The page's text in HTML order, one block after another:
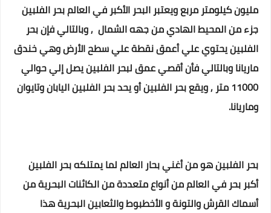
مليون كيلومتر مربع ويعتبر البحر الأكبر في العالم بحر الفلبين
جزء من المحيط الهادي من جهه الشمال , وبالتالي فإن بحر
الفلبين يحتوي علي أعمق نقطة علي سطح الأرض وهي خندق
ماريانا وبالتالي فأن أقصي عمق لبحر الفلبين يصل إلي حوالي
11000 متر , ويقع بحر الفلبين أو يحد بحر الفلبين اليابان وتايوان
وماريانا.
بحر الفلبين هو من أغني بحار العالم لما يمتلكه بحر الفلبين
أكبر بحر في العالم من أنواع متعددة من الكائنات البحرية من
أسماك القرش والتونة و الأخطبوط والثعابين البحرية هذا